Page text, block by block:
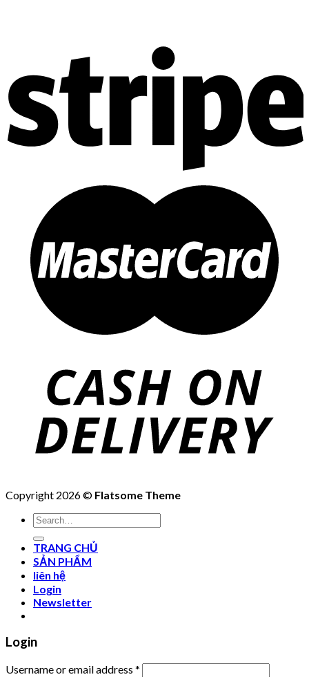
Copyright 2026 © Flatsome Theme
Search
for:
TRANG CHỦ
SẢN PHẨM
liên hệ
Login
Newsletter
Login
Username or email address *